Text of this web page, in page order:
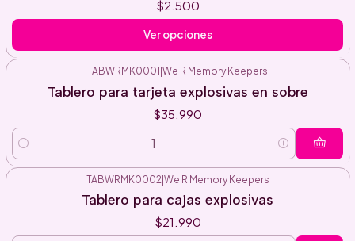
$2.500
Ver opciones
TABWRMK0001 We R Memory Keepers
Tablero para tarjeta explosivas en sobre
$35.990
Cantidad
TABWRMK0002|We R Memory Keepers
Tablero para cajas explosivas
$21.990